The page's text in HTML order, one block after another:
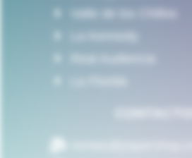
Valle de los Chillos